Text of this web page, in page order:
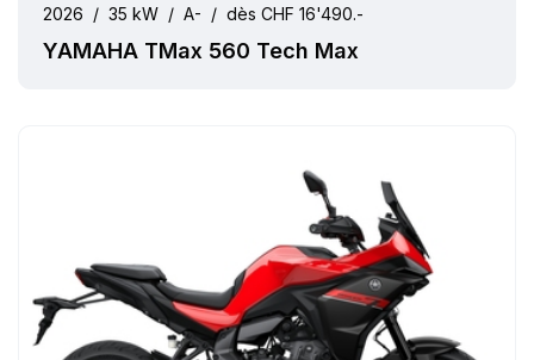
2026 / 35 kW / A- / dès CHF 16'490.-
YAMAHA TMax 560 Tech Max